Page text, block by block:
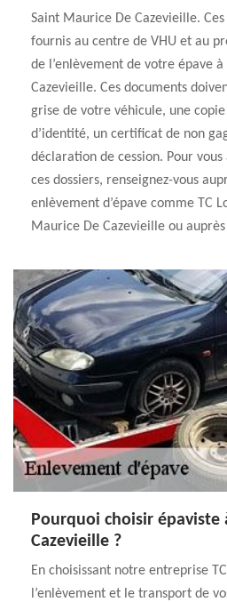
Saint Maurice De Cazevieille.
fournis au centre de VHU et au
de l’enlèvement de votre épave
Cazevieille. Ces documents
grise de votre véhicule, une
d’identité, un certificat de non
déclaration de cession. Pour
ces dossiers, renseignez-vous
enlèvement d’épave comme TC
Maurice De Cazevieille ou
Pourquoi choisir épaviste
Cazevieille ?
En choisissant notre entreprise
l’enlèvement et le transport de